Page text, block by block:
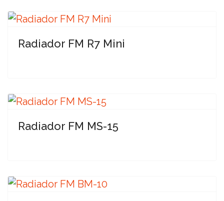
Radiador FM R7 Mini
Radiador FM MS-15